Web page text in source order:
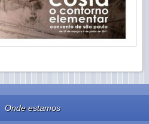
Onde estamos